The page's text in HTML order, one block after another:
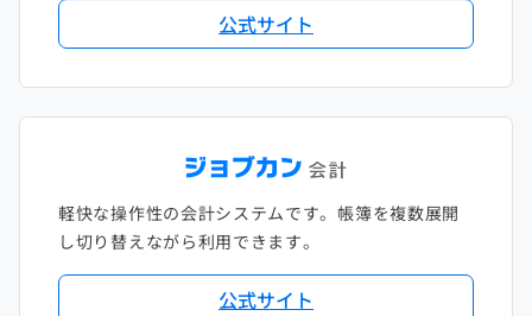
公式サイト
軽快な操作性の会計システムです。帳簿を複数展開
し切り替えながら利用できます。
公式サイト